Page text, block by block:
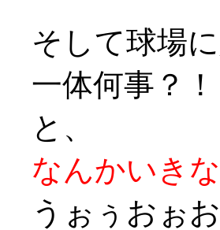
そして球場
一体何事？
と、
なんかいき
うぉぅおぉ